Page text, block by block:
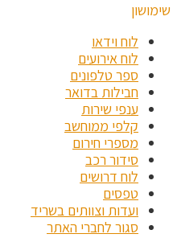
שימושון
לוח וידאו
לוח אירועים
ספר טלפונים
חבילות בדואר
ענפי שירות
קלפי ממוחשב
מספרי חירום
סידור רכב
לוח דרושים
טפסים
ועדות וצוותים בשריד
סגור לחברי האתר